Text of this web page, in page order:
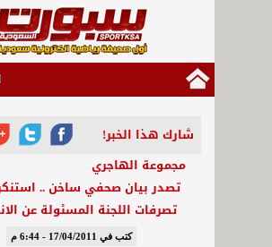
شارك هذا الخبر!
مجموعة الهاجري
تصدر بيان صحفي ساخن ..
تصرفات اللجنة المسئولة عن
كتب في 17/04/2011 - 6:44 م